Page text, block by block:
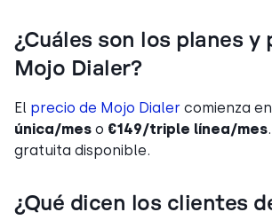
¿Cuáles son los planes y
Mojo Dialer?
El precio de Mojo Dialer comienza en
única/mes o €149/triple línea/mes
gratuita disponible.
¿Qué dicen los clientes